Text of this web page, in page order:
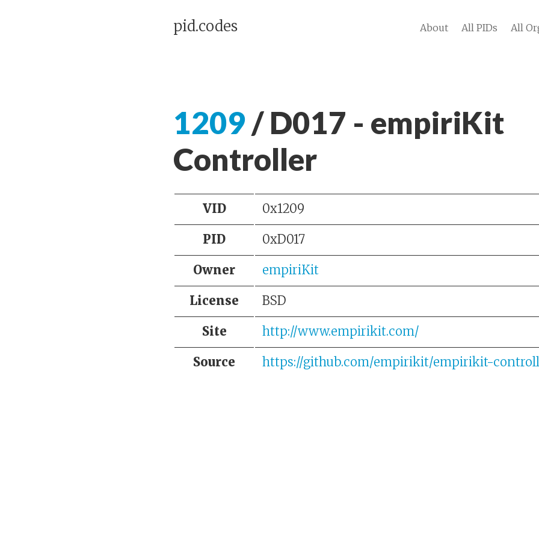
pid.codes About All PIDs All
1209/ D017 - empiriKit
Controller
VID 0x1209
PID 0xD017
Owner empiriKit
License BSD
Site http://www.empirikit.com/
Source https://github.com/empirikit/empirikit-